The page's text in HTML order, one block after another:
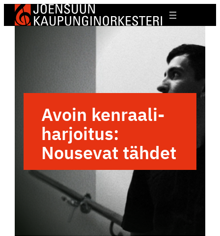
Avoin kenraa­li­
har­joitus:
Nousevat tähdet